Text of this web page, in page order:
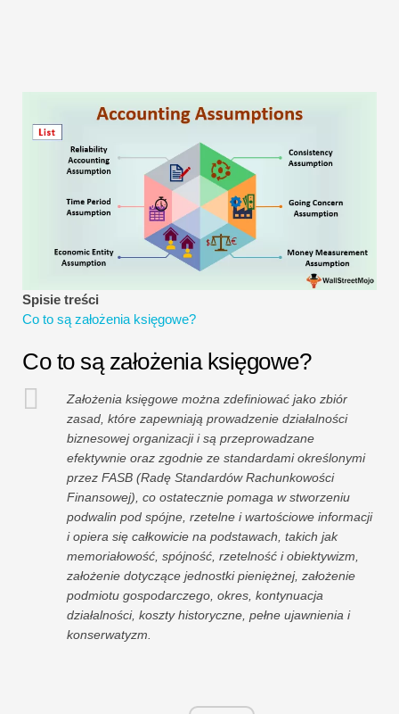
Samouczki dotyczące zarządzania ryzykiem
Spisie treści
Co to są założenia księgowe?
Co to są założenia księgowe?
Założenia księgowe można zdefiniować jako zbiór
zasad, które zapewniają prowadzenie działalności
biznesowej organizacji i są przeprowadzane
efektywnie oraz zgodnie ze standardami określonymi
przez FASB (Radę Standardów Rachunkowości
Finansowej), co ostatecznie pomaga w stworzeniu
podwalin pod spójne, rzetelne i wartościowe informacji
i opiera się całkowicie na podstawach, takich jak
memoriałowość, spójność, rzetelność i obiektywizm,
założenie dotyczące jednostki pieniężnej, założenie
podmiotu gospodarczego, okres, kontynuacja
działalności, koszty historyczne, pełne ujawnienia i
konserwatyzm.